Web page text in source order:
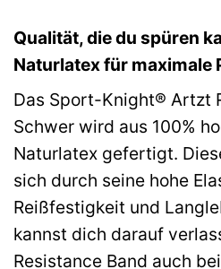
Qualität, die du spüren
Naturlatex für maximale
Das Sport-Knight® Artzt
Schwer wird aus 100%
Naturlatex gefertigt.
sich durch seine hohe
Reißfestigkeit und
kannst dich darauf
Resistance Band auch